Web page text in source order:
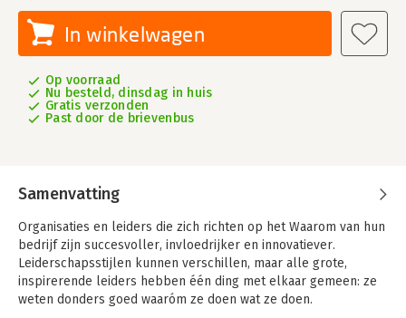
In winkelwagen
Op voorraad
Nu besteld, dinsdag in huis
Gratis verzonden
Past door de brievenbus
Samenvatting
Organisaties en leiders die zich richten op het Waarom van hun
bedrijf zijn succesvoller, invloedrijker en innovatiever.
Leiderschapsstijlen kunnen verschillen, maar alle grote,
inspirerende leiders hebben één ding met elkaar gemeen: ze
weten donders goed waaróm ze doen wat ze doen.